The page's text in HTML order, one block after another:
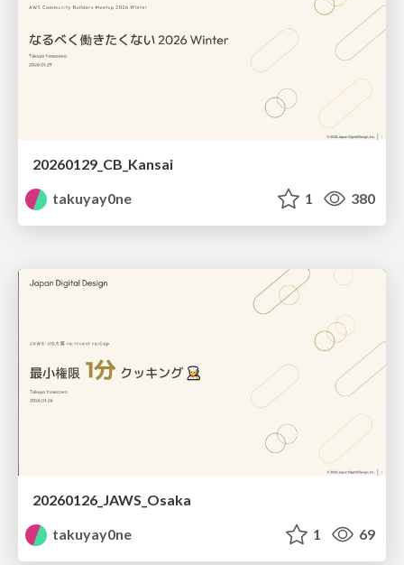
20260129_CB_Kansai
takuyay0ne
1 380
20260126_JAWS_Osaka
takuyay0ne
1 69